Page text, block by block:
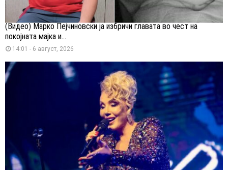
(Видео) Марко Пејчиновски ја избричи главата во чест на
покојната мајка и...
14:01 - 6 август, 2026